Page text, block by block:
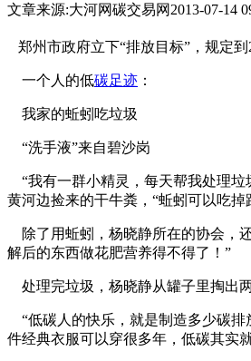
文章来源:大河网碳交易网 2013-07-14
郑州市政府立下“排放目标”，规定
一个人的低碳足迹 ：
我家的蚯蚓吃垃圾
“洗手液”来自碧沙岗
“我有一群小精灵，每天帮我处理垃
黄河边捡来的干牛粪，“蚯蚓可以吃掉
除了用蚯蚓，杨晓静所在的协会，
解后的东西做花肥营养得不得了！”
处理完垃圾，杨晓静从罐子里掏出
“低碳人的快乐，就是制造多少碳排
件经典衣服可以穿很多年，低碳其实